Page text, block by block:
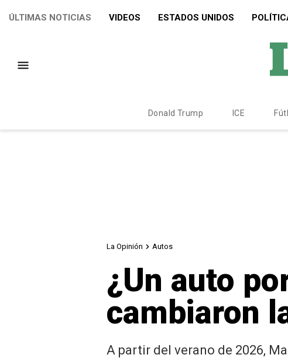
ÚLTIMAS NOTICIAS VIDEOS ESTADOS UNIDOS
Donald Trump ICE
La Opinión Autos
¿Un auto
cambiaron
A partir del verano de 2026,